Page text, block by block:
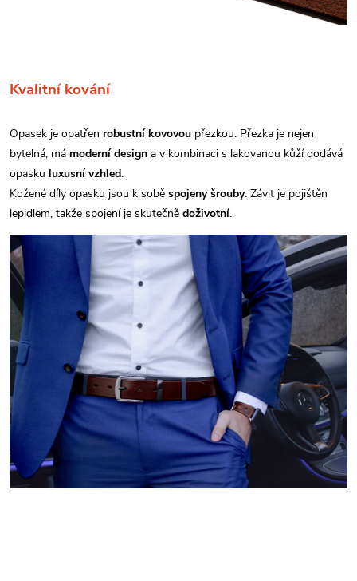
Kvalitní kování
Opasek je opatřen robustní kovovou přezkou. Přezka je nejen
bytelná, má moderní design a v kombinaci s lakovanou kůží dodává
opasku luxusní vzhled.
Kožené díly opasku jsou k sobě spojeny šrouby. Závit je pojištěn
lepidlem, takže spojení je skutečně doživotní.